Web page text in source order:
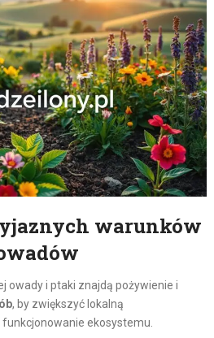
warunków
owady i ptaki znajdą pożywienie i
, by zwiększyć lokalną
ekosystemu.